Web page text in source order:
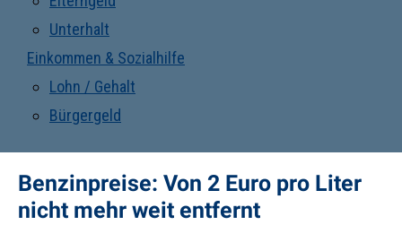
Unterhalt
Einkommen & Sozialhilfe
Lohn / Gehalt
Bürgergeld
Benzinpreise: Von 2 Euro pro Liter
nicht mehr weit entfernt